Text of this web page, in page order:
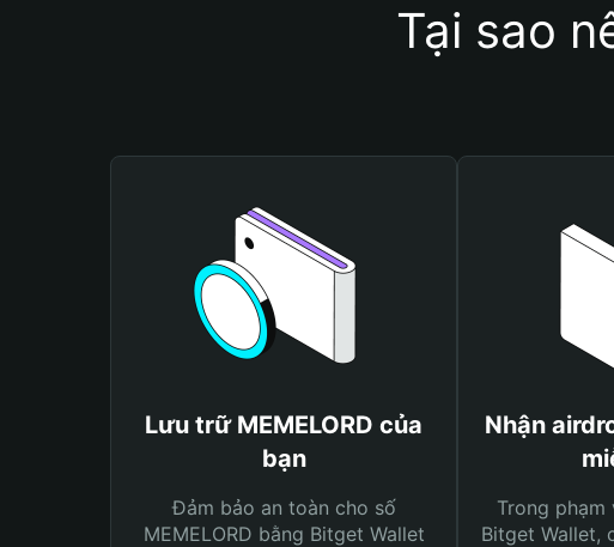
Tại sao
Lưu trữ MEMELORD của
bạn
Đảm bảo an toàn cho số
MEMELORD bằng Bitget Wallet
Nhận
Trong
Bitget Wallet,